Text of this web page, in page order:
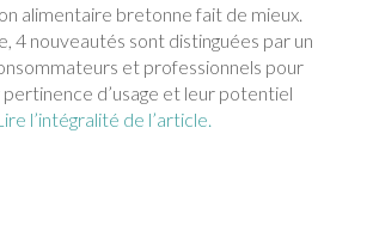
alimentaire bretonne fait de mieux.
4 nouveautés sont distinguées par un
et professionnels pour
pertinence d’usage et leur potentiel
l’intégralité de l’article.